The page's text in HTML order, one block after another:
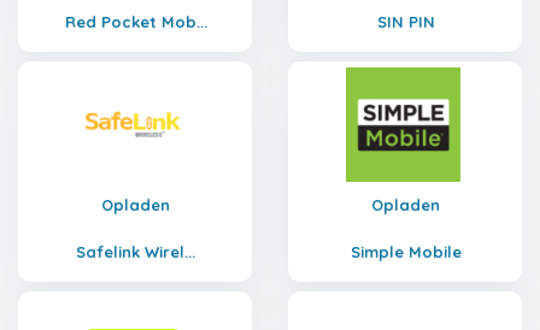
Red Pocket Mob... SIN PIN
Opladen
Safelink Wirel...
Opladen
Simple Mobile